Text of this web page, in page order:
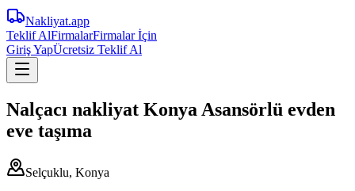
Nakliyat.app
Teklif AlFirmalarFirmalar İçin
Giriş YapÜcretsiz Teklif Al
Nalçacı nakliyat Konya Asansörlü evden
eve taşıma
Selçuklu, Konya